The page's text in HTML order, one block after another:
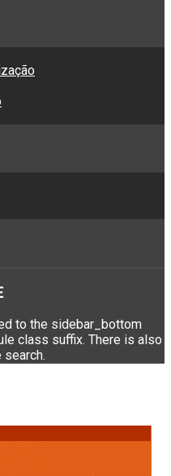
to the sidebar_bottom
class suffix. There is also